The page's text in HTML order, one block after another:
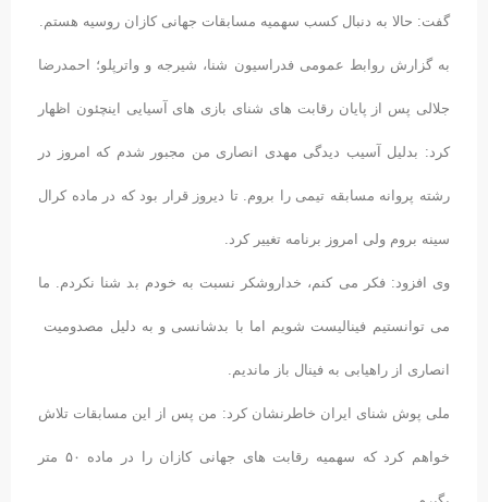
گفت: حالا به دنبال کسب سهمیه مسابقات جهانی کازان روسیه هستم.
به گزارش روابط عمومی فدراسیون شنا، شیرجه و واترپلو؛ احمدرضا
جلالی پس از پایان رقابت های شنای بازی های آسیایی اینچئون اظهار
کرد: بدلیل آسیب دیدگى مهدی انصارى من مجبور شدم که امروز در
رشته پروانه مسابقه تیمی را بروم. تا دیروز قرار بود که در ماده کرال
سینه بروم ولى امروز برنامه تغییر کرد.
وی افزود: فکر مى کنم، خداروشکر نسبت به خودم بد شنا نکردم. ما
می توانستیم فینالیست شویم اما با بدشانسى و به دلیل مصدومیت
انصارى از راهیابى به فینال باز ماندیم.
ملی پوش شنای ایران خاطرنشان کرد: من پس از این مسابقات تلاش
خواهم کرد که سهمیه رقابت های جهانی کازان را در ماده ۵٠ متر